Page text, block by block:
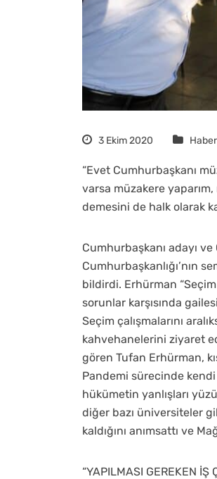
3 Ekim 2020
“Evet Cumhurbaşkanı
varsa müzakere yaparım,
demesini de halk olarak
Cumhurbaşkanı adayı
Cumhurbaşkanlığı’nın
bildirdi. Erhürman
sorunlar karşısında
Seçim çalışmalarını
kahvehanelerini ziyaret
gören Tufan Erhürman,
Pandemi sürecinde kendi
hükümetin yanlışları
diğer bazı üniversiteler
kaldığını anımsattı ve
“YAPILMASI GEREKEN İŞ